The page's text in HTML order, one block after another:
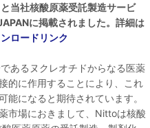
当社核酸原薬受託製造サービ
に掲載されました。詳細は
ロードリンク
あるヌクレオチドからなる医薬
的に作用することにより、これ
能になると期待されています。
市場におきまして、Nittoは核酸